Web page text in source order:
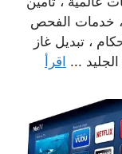
، خدمات الفحص
، تبديل غاز
... اقرأ